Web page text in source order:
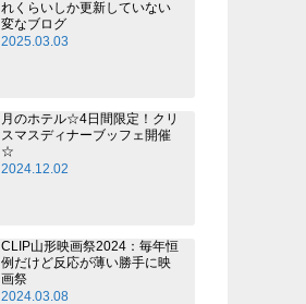
れくらいしか更新していない
変なブログ
2025.03.03
月のホテル☆4日間限定！クリ
スマスディナーブッフェ開催
☆
2024.12.02
CLIP山形映画祭2024：毎年恒
例だけど反応が薄い勝手に映
画祭
2024.03.08